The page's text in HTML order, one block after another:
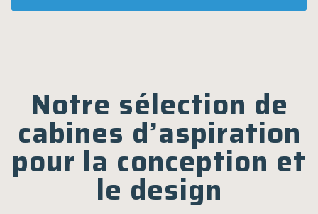
Notre sélection de
cabines d’aspiration
pour la conception et
le design